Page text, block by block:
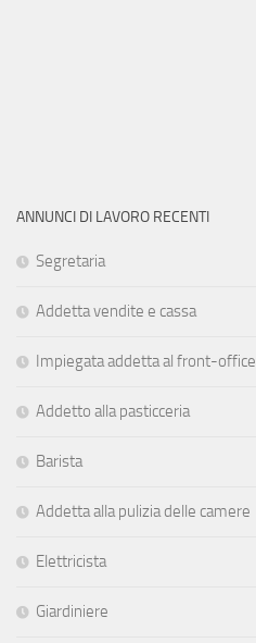
ANNUNCI DI LAVORO RECENTI
Segretaria
Addetta vendite e cassa
Impiegata addetta al front-office
Addetto alla pasticceria
Barista
Addetta alla pulizia delle camere
Elettricista
Giardiniere